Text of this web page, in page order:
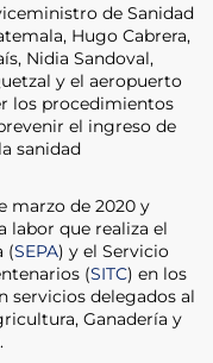
de Sanidad
Hugo Cabrera,
Nidia Sandoval,
y el aeropuerto
los procedimientos
el ingreso de
sanidad
marzo de 2020 y
labor que realiza el
(SEPA) y el Servicio
(SITC) en los
servicios delegados al
Ganadería y